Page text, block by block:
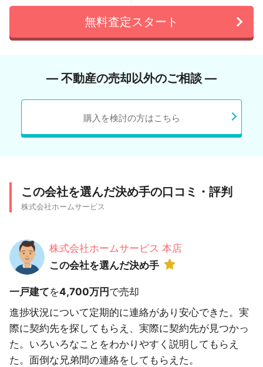
無料査定スタート
― 不動産の売却以外のご相談 ―
購入を検討の方はこちら
この会社を選んだ決め手の口コミ・評判
株式会社ホームサービス
株式会社ホームサービス 本店
この会社を選んだ決め手
一戸建てを4,700万円 で売却
進捗状況について定期的に連絡があり安心できた。実
際に契約先を探してもらえ、実際に契約先が見つかっ
た。いろいろなことをわかりやすく説明してもらえ
た。面倒な兄弟間の連絡をしてもらえた。